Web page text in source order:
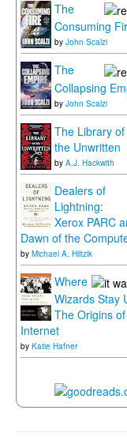
The
Consuming
by John Scalzi
The
Collapsing
by John Scalzi
The Library of
the Unwritten
by A.J. Hackwith
Dealers of
Lightning:
Xerox PARC
Dawn of the
by Michael A. Hiltzik
Where
Wizards Stay
The Origins
Internet
by Katie Hafner